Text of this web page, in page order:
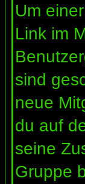
Um
Link im
sind
neue
du auf
seine
Gruppe